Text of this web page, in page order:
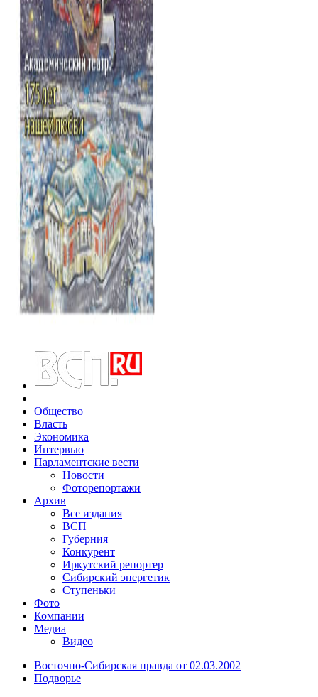
Общество
Власть
Экономика
Интервью
Парламентские вести
Новости
Фоторепортажи
Архив
Все издания
ВСП
Губерния
Конкурент
Иркутский репортер
Сибирский энергетик
Ступеньки
Фото
Компании
Медиа
Видео
Восточно-Сибирская правда от 02.03.2002
Подворье